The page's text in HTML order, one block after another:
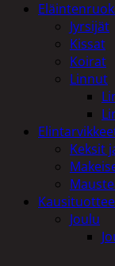
Jyrsijät
Kissat
Koirat
Linnut
Keksit
Joulu